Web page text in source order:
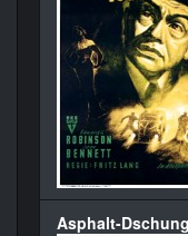
Asphalt-